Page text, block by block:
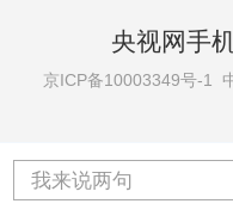
央视网手
京ICP备10003349号-1
我来说两句